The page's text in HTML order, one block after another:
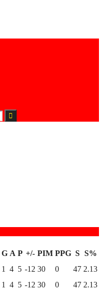
G A P +/- PIM PPG S S%
1 4 5 -12 30 0 47 2.13
1 4 5 -12 30 0 47 2.13